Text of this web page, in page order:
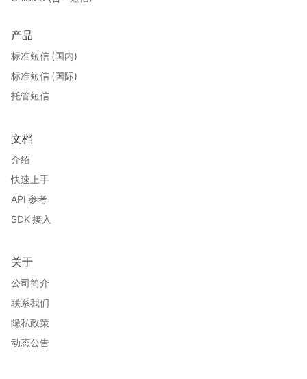
产品
标准短信 (国内)
标准短信 (国际)
托管短信
文档
介绍
快速上手
API 参考
SDK 接入
关于
公司简介
联系我们
隐私政策
动态公告